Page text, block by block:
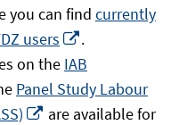
you can find currently
users
neuem
Fenster
öffnen
.
on the IAB
Panel Study Labour
In
are available for